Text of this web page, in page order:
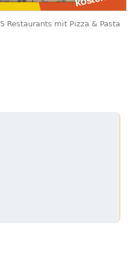
5 Restaurants mit Pizza & Pasta